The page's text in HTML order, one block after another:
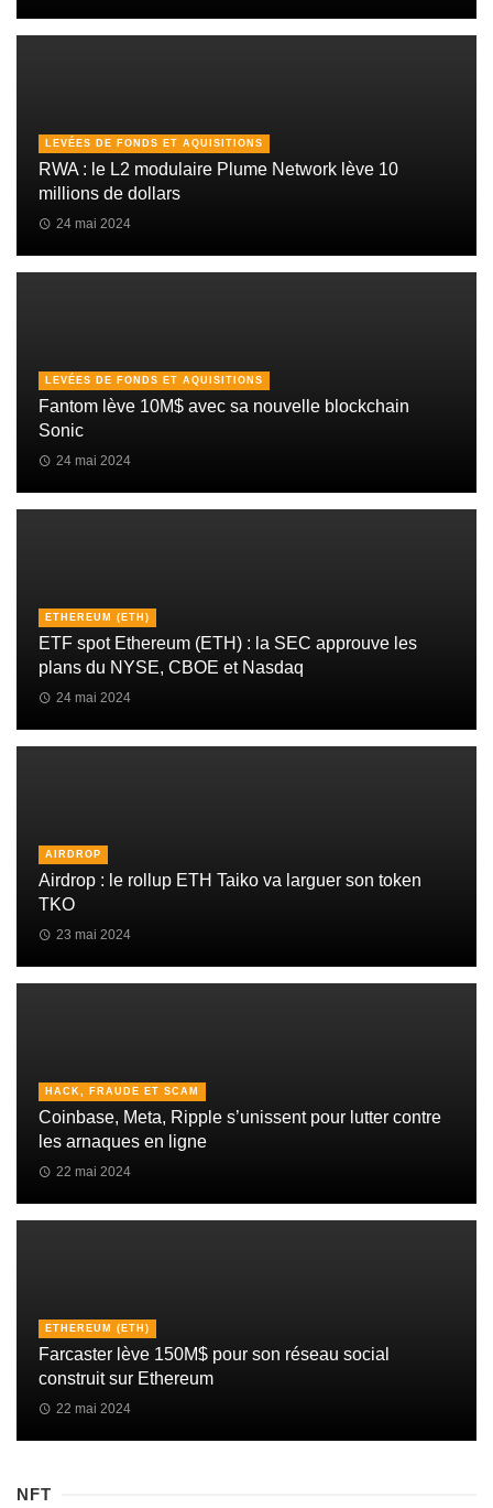
LEVÉES DE FONDS ET AQUISITIONS
RWA : le L2 modulaire Plume Network lève 10
millions de dollars
24 mai 2024
LEVÉES DE FONDS ET AQUISITIONS
Fantom lève 10M$ avec sa nouvelle blockchain
Sonic
24 mai 2024
ETHEREUM (ETH)
ETF spot Ethereum (ETH) : la SEC approuve les
plans du NYSE, CBOE et Nasdaq
24 mai 2024
AIRDROP
Airdrop : le rollup ETH Taiko va larguer son token
TKO
23 mai 2024
HACK, FRAUDE ET SCAM
Coinbase, Meta, Ripple s’unissent pour lutter contre
les arnaques en ligne
22 mai 2024
ETHEREUM (ETH)
Farcaster lève 150M$ pour son réseau social
construit sur Ethereum
22 mai 2024
NFT